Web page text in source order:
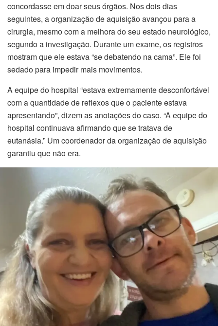
concordasse em doar seus órgãos. Nos dois dias
seguintes, a organização de aquisição avançou para a
cirurgia, mesmo com a melhora do seu estado neurológico,
segundo a investigação. Durante um exame, os registros
mostram que ele estava “se debatendo na cama”. Ele foi
sedado para impedir mais movimentos.
A equipe do hospital “estava extremamente desconfortável
com a quantidade de reflexos que o paciente estava
apresentando”, dizem as anotações do caso. “A equipe do
hospital continuava afirmando que se tratava de
eutanásia.” Um coordenador da organização de aquisição
garantiu que não era.